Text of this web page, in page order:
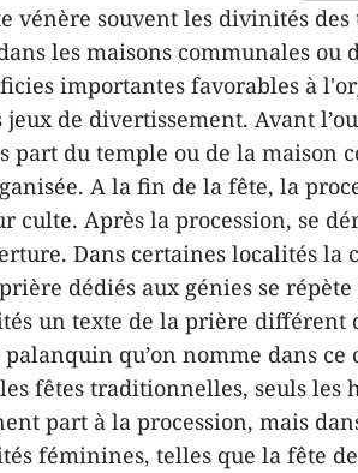
vénère souvent les divinités
les maisons communales ou
importantes favorables à
jeux de divertissement. Avant
part du temple ou de la maison
A la fin de la fête, la
culte. Après la procession, se
Dans certaines localités la
dédiés aux génies se
un texte de la prière différent
qu’on nomme dans
fêtes traditionnelles, seuls les
part à la procession, mais
féminines, telles que la fête